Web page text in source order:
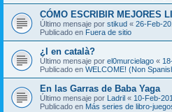
CÓMO ESCRIBIR MEJORES
Último mensaje por stikud « 26-Feb-
Publicado en Fuera de sitio
¿I en català?
Último mensaje por el0murcielago «
Publicado en WELCOME! (Non
En las Garras de Baba Yaga
Último mensaje por Ladril « 10-Feb-
Publicado en Más series de libro-